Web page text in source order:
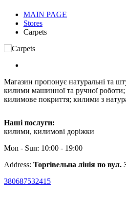
MAIN PAGE
Stores
Carpets
Магазин пропонує натуральні та
килими машинної та ручної
килимове покриття; килими з
Наші послуги:
килими, килимові доріжки
Mon - Sun: 10:00 - 19:00
Address: Торгівельна лінія по вул.
380687532415